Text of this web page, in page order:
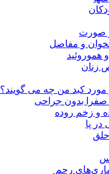
صورت
و مفاصل
هموروئید
زنان
مورد کبد من چه می گویند؟
بدون جراحی
و زخم روده
در پا
رحم